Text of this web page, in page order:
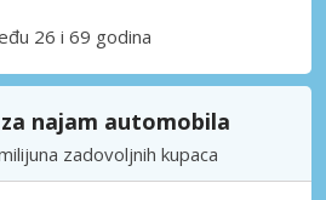
26 i 69 godina
najam automobila
zadovoljnih kupaca